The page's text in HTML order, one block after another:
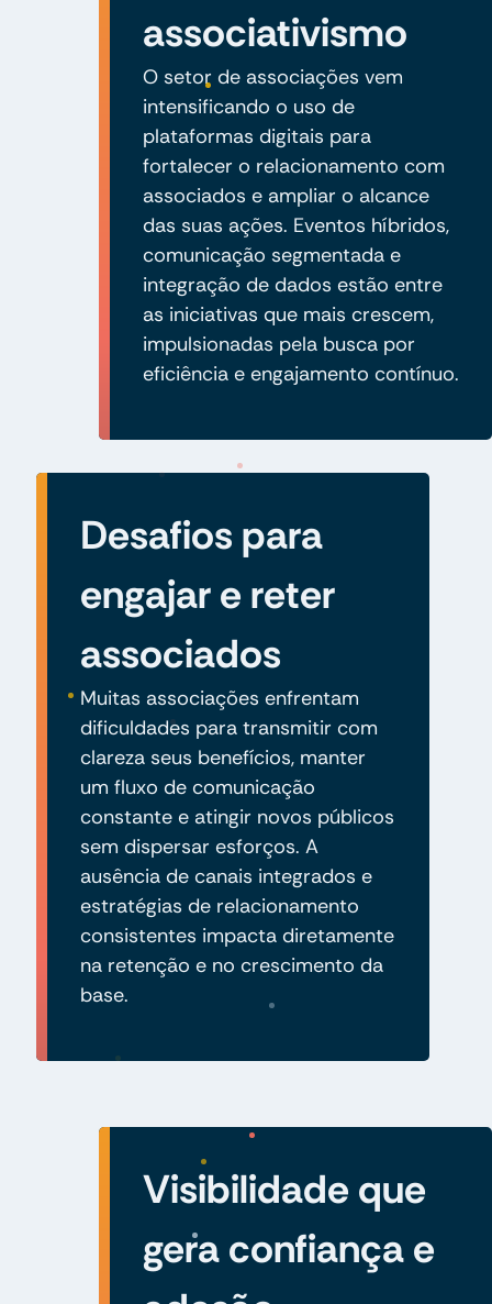
associativismo
O setor de associações vem
intensificando o uso de
plataformas digitais para
fortalecer o relacionamento com
associados e ampliar o alcance
das suas ações. Eventos híbridos,
comunicação segmentada e
integração de dados estão entre
as iniciativas que mais crescem,
impulsionadas pela busca por
eficiência e engajamento contínuo.
Desafios para
engajar e reter
associados
Muitas associações enfrentam
dificuldades para transmitir com
clareza seus benefícios, manter
um fluxo de comunicação
constante e atingir novos públicos
sem dispersar esforços. A
ausência de canais integrados e
estratégias de relacionamento
consistentes impacta diretamente
na retenção e no crescimento da
base.
Visibilidade que
gera confiança e